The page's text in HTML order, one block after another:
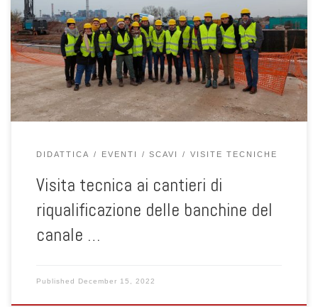
geotecnico del quarto e quinto anno, accompagnati dalla prof.ssa
Francesca Ceccato e dal prof. Fabio Gabrieli hanno visitato i
cantieri di riqualificazione della banchina Alcoa, Cantiere
Marinamenti, Canale Industriale Sud (VE). Durante la visita hanno
assistito ad una prova […]
DIDATTICA EVENTI SCAVI VISITE TECNICHE
Visita tecnica ai cantieri di
riqualificazione delle banchine del
canale …
Published December 15, 2022